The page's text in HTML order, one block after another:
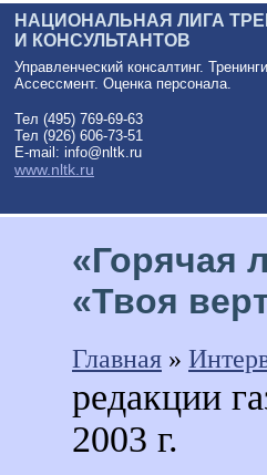
НАЦИОНАЛЬНАЯ ЛИГА
И КОНСУЛЬТАНТОВ
Управленческий консалтинг.
Ассессмент. Оценка персонала.
Тел (495) 769-69-63
Тел (926) 606-73-51
E-mail: info@nltk.ru
www.nltk.ru
«Горячая
«Твоя
Главная »
редакции
2003 г.